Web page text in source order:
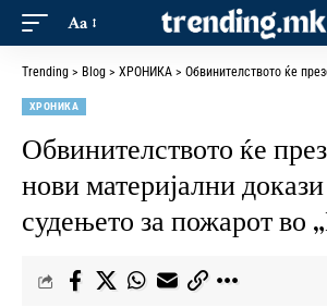
Aa
Trending > Blog > ХРОНИКА > Обвинителството ќе презентира нови
ХРОНИКА
Обвинителството ќе
нови материјални
судењето за пожарот во